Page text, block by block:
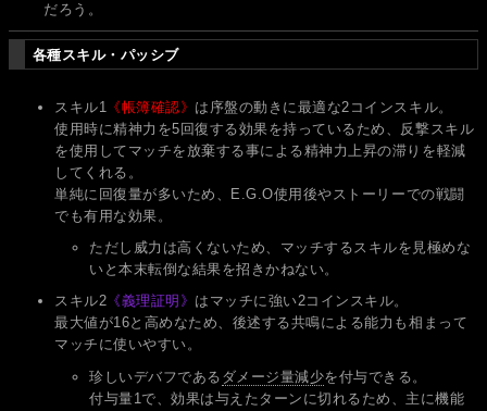
だろう。
各種スキル・パッシブ
スキル1 《帳簿確認》 は序盤の動きに最適な2コインスキル。
使用時に精神力を5回復する効果を持っているため、反撃スキル
を使用してマッチを放棄する事による精神力上昇の滞りを軽減
してくれる。
単純に回復量が多いため、E.G.O使用後やストーリーでの戦闘
でも有用な効果。
ただし威力は高くないため、マッチするスキルを見極めな
いと本末転倒な結果を招きかねない。
スキル2 《義理証明》 はマッチに強い2コインスキル。
最大値が16と高めなため、後述する共鳴による能力も相まって
マッチに使いやすい。
珍しいデバフである ダメージ量減少を付与できる。
付与量1で、効果は与えたターンに切れるため、主に機能